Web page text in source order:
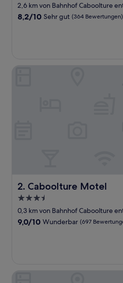
Sterne-
Unterkunft
2,6 km von Bahnhof Caboolture
8.2
Bewertungen)
8,2/10 Sehr gut (364 Bewertungen)
2. Caboolture Motel
Caboolture Motel
3.5-
Sterne-
Unterkunft
0,3 km von Bahnhof Caboolture
9.0
9,0/10 Wunderbar (697